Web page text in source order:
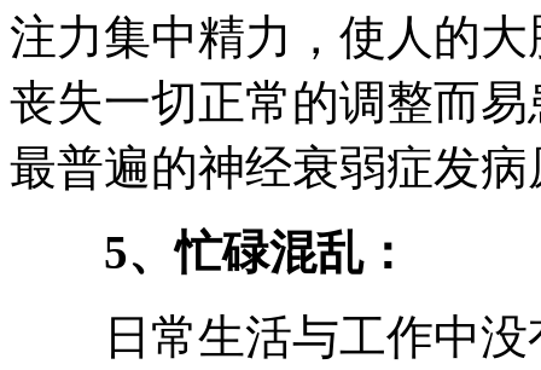
注力集中精力，使人的
丧失一切正常的调整而
最普遍的神经衰弱症发病
5、忙碌混乱：
日常生活与工作中没